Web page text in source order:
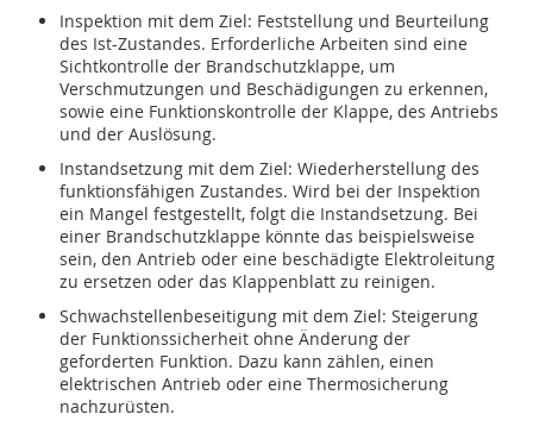
Inspektion mit dem Ziel: Feststellung und Beurteilung
des Ist-Zustandes. Erforderliche Arbeiten sind eine
Sichtkontrolle der Brandschutzklappe, um
Verschmutzungen und Beschädigungen zu erkennen,
sowie eine Funktionskontrolle der Klappe, des Antriebs
und der Auslösung.
Instandsetzung mit dem Ziel: Wiederherstellung des
funktionsfähigen Zustandes. Wird bei der Inspektion
ein Mangel festgestellt, folgt die Instandsetzung. Bei
einer Brandschutzklappe könnte das beispielsweise
sein, den Antrieb oder eine beschädigte Elektroleitung
zu ersetzen oder das Klappenblatt zu reinigen.
Schwachstellenbeseitigung mit dem Ziel: Steigerung
der Funktionssicherheit ohne Änderung der
geforderten Funktion. Dazu kann zählen, einen
elektrischen Antrieb oder eine Thermosicherung
nachzurüsten.